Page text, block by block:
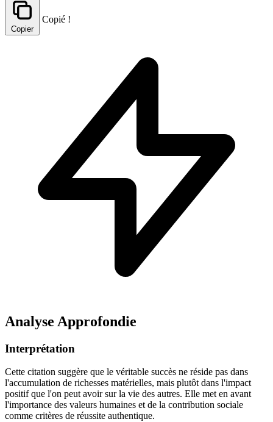
Copier
Copié !
Analyse Approfondie
Interprétation
Cette citation suggère que le véritable succès ne réside pas dans
l'accumulation de richesses matérielles, mais plutôt dans l'impact
positif que l'on peut avoir sur la vie des autres. Elle met en avant
l'importance des valeurs humaines et de la contribution sociale
comme critères de réussite authentique.